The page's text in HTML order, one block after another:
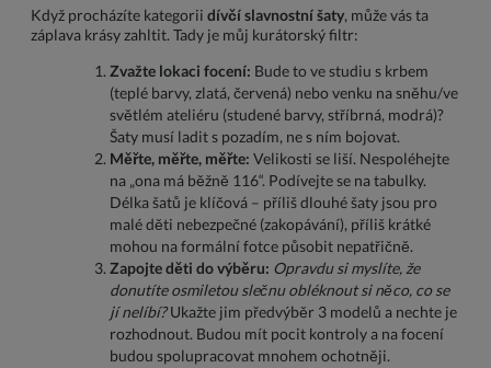
Když procházíte kategorii dívčí slavnostní šaty, může vás ta
záplava krásy zahltit. Tady je můj kurátorský filtr:
Zvažte lokaci focení: Bude to ve studiu s krbem
(teplé barvy, zlatá, červená) nebo venku na sněhu/ve
světlém ateliéru (studené barvy, stříbrná, modrá)?
Šaty musí ladit s pozadím, ne s ním bojovat.
Měřte, měřte, měřte: Velikosti se liší. Nespoléhejte
na „ona má běžně 116“. Podívejte se na tabulky.
Délka šatů je klíčová – příliš dlouhé šaty jsou pro
malé děti nebezpečné (zakopávání), příliš krátké
mohou na formální fotce působit nepatřičně.
Zapojte děti do výběru: Opravdu si myslíte, že
donutíte osmiletou slečnu obléknout si něco, co se
jí nelíbí?Ukažte jim předvýběr 3 modelů a nechte je
rozhodnout. Budou mít pocit kontroly a na focení
budou spolupracovat mnohem ochotněji.